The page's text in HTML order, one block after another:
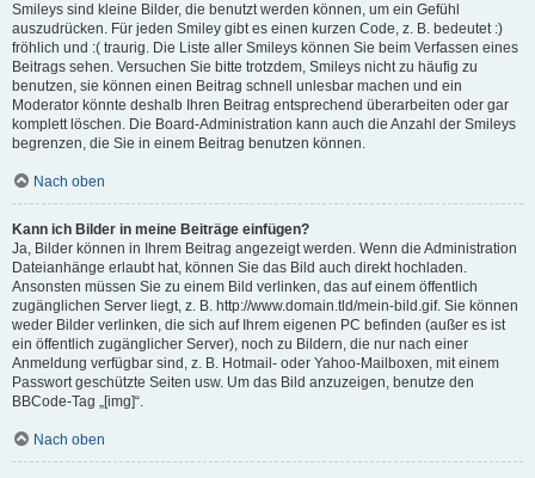
Smileys sind kleine Bilder, die benutzt werden können, um ein Gefühl
auszudrücken. Für jeden Smiley gibt es einen kurzen Code, z. B. bedeutet :)
fröhlich und :( traurig. Die Liste aller Smileys können Sie beim Verfassen eines
Beitrags sehen. Versuchen Sie bitte trotzdem, Smileys nicht zu häufig zu
benutzen, sie können einen Beitrag schnell unlesbar machen und ein
Moderator könnte deshalb Ihren Beitrag entsprechend überarbeiten oder gar
komplett löschen. Die Board-Administration kann auch die Anzahl der Smileys
begrenzen, die Sie in einem Beitrag benutzen können.
Nach oben
Kann ich Bilder in meine Beiträge einfügen?
Ja, Bilder können in Ihrem Beitrag angezeigt werden. Wenn die Administration
Dateianhänge erlaubt hat, können Sie das Bild auch direkt hochladen.
Ansonsten müssen Sie zu einem Bild verlinken, das auf einem öffentlich
zugänglichen Server liegt, z. B. http://www.domain.tld/mein-bild.gif. Sie können
weder Bilder verlinken, die sich auf Ihrem eigenen PC befinden (außer es ist
ein öffentlich zugänglicher Server), noch zu Bildern, die nur nach einer
Anmeldung verfügbar sind, z. B. Hotmail- oder Yahoo-Mailboxen, mit einem
Passwort geschützte Seiten usw. Um das Bild anzuzeigen, benutze den
BBCode-Tag „[img]“.
Nach oben